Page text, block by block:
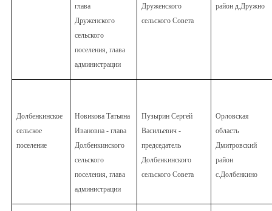
глава
Друженского
сельского
поселения, глава
администрации
Друженского
сельского Совета
район д.Дружно
Долбенкинское
сельское
поселение
Новикова Татьяна
Ивановна - глава
Долбенкинского
сельского
поселения, глава
администрации
Пузырин Сергей
Васильевич -
председатель
Долбенкинского
сельского Совета
Орловская
область
Дмитровский
район
с.Долбенкино